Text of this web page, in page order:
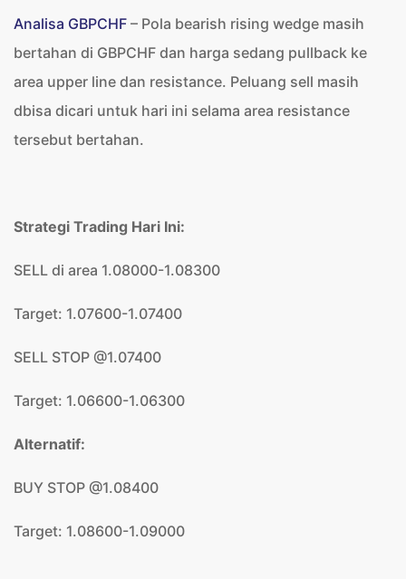
Analisa GBPCHF – Pola bearish rising wedge masih
bertahan di GBPCHF dan harga sedang pullback ke
area upper line dan resistance. Peluang sell masih
dbisa dicari untuk hari ini selama area resistance
tersebut bertahan.
Strategi Trading Hari Ini:
SELL di area 1.08000-1.08300
Target: 1.07600-1.07400
SELL STOP @1.07400
Target: 1.06600-1.06300
Alternatif:
BUY STOP @1.08400
Target: 1.08600-1.09000